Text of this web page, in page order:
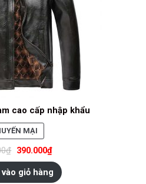
cao cấp nhập khẩu
MẠI
PHẨM
ĐANG
GIẢM
GIÁ
₫ 390.000₫
giỏ hàng